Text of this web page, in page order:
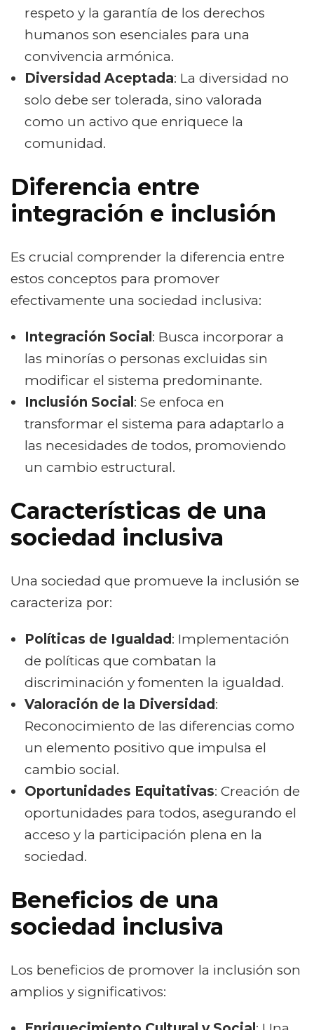
respeto y la garantía de los derechos
humanos son esenciales para una
convivencia armónica.
Diversidad Aceptada: La diversidad no
solo debe ser tolerada, sino valorada
como un activo que enriquece la
comunidad.
Diferencia entre
integración e inclusión
Es crucial comprender la diferencia entre
estos conceptos para promover
efectivamente una sociedad inclusiva:
Integración Social: Busca incorporar a
las minorías o personas excluidas sin
modificar el sistema predominante.
Inclusión Social: Se enfoca en
transformar el sistema para adaptarlo a
las necesidades de todos, promoviendo
un cambio estructural.
Características de una
sociedad inclusiva
Una sociedad que promueve la inclusión se
caracteriza por:
Políticas de Igualdad : Implementación
de políticas que combatan la
discriminación y fomenten la igualdad.
Valoración de la Diversidad :
Reconocimiento de las diferencias como
un elemento positivo que impulsa el
cambio social.
Oportunidades Equitativas: Creación de
oportunidades para todos, asegurando el
acceso y la participación plena en la
sociedad.
Beneficios de una
sociedad inclusiva
Los beneficios de promover la inclusión son
amplios y significativos: